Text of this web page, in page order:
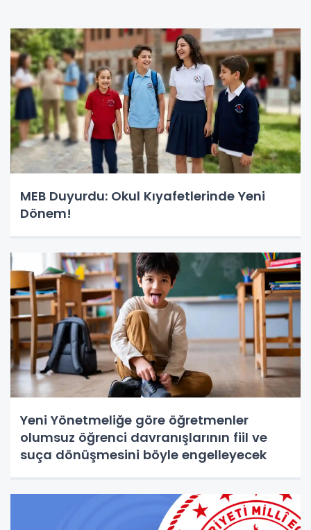
MEB Duyurdu: Okul Kıyafetlerinde Yeni
Dönem!
Yeni Yönetmeliğe göre öğretmenler
olumsuz öğrenci davranışlarının fiil ve
suça dönüşmesini böyle engelleyecek